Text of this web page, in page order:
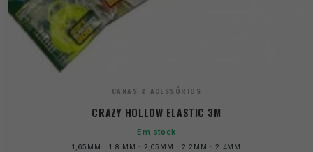
CANAS & ACESSÓRIOS
CRAZY HOLLOW ELASTIC 3M
Em stock
1,65MM · 1.8 MM · 2,05MM · 2.2MM · 2.4MM